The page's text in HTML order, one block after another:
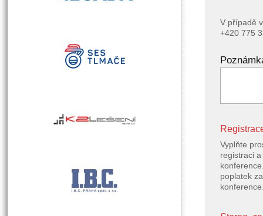
V případě
+420 775
Vyplňte
registraci
poplatek